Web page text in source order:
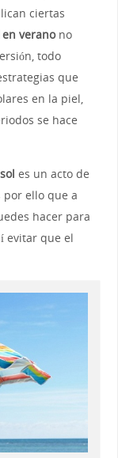
ciertas
veranono
todo
que
en la piel,
se hace
es un acto de
por ello que a
hacer para
evitar que el